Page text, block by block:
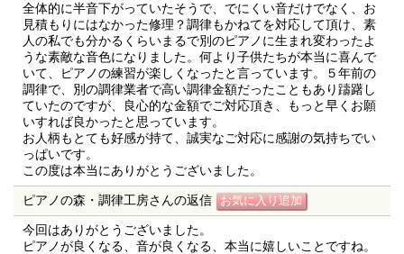
全体的に半音下がっていたそうで、でにくい音だけでなく、お
見積もりにはなかった修理？調律もかねてを対応して頂け、素
人の私でも分かるくらいまるで別のピアノに生まれ変わったよ
うな素敵な音色になりました。何より子供たちが本当に喜んで
いて、ピアノの練習が楽しくなったと言っています。５年前の
調律で、別の調律業者で高い調律金額だったこともあり躊躇し
ていたのですが、良心的な金額でご対応頂き、もっと早くお願
いすれば良かったと思っています。
お人柄もとても好感が持て、誠実なご対応に感謝の気持ちでい
っぱいです。
この度は本当にありがとうございました。
ピアノの森・調律工房さんの返信
今回はありがとうございました。
ピアノが良くなる、音が良くなる、本当に嬉しいことですね。